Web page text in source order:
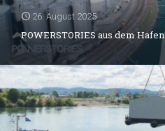
26. August 2025
POWERSTORIES aus dem Hafen